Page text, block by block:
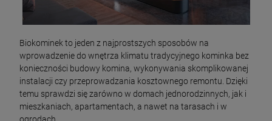
Biokominek to jeden z najprostszych sposobów na
wprowadzenie do wnętrza klimatu tradycyjnego kominka bez
konieczności budowy komina, wykonywania skomplikowanej
instalacji czy przeprowadzania kosztownego remontu. Dzięki
temu sprawdzi się zarówno w domach jednorodzinnych, jak i
mieszkaniach, apartamentach, a nawet na tarasach i w
ogrodach.